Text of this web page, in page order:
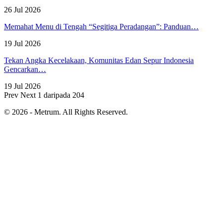
26 Jul 2026
Memahat Menu di Tengah “Segitiga Peradangan”: Panduan…
19 Jul 2026
Tekan Angka Kecelakaan, Komunitas Edan Sepur Indonesia
Gencarkan…
19 Jul 2026
Prev Next 1 daripada 204
© 2026 - Metrum. All Rights Reserved.